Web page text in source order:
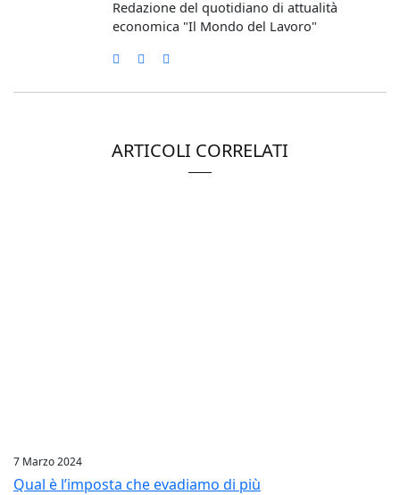
Redazione del quotidiano di attualità
economica "Il Mondo del Lavoro"
ARTICOLI CORRELATI
7 Marzo 2024
Qual è l’imposta che evadiamo di più